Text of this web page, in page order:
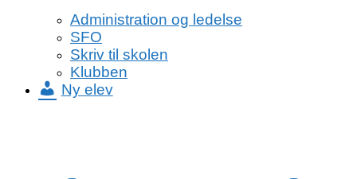
Administration og ledelse
SFO
Skriv til skolen
Klubben
Ny elev